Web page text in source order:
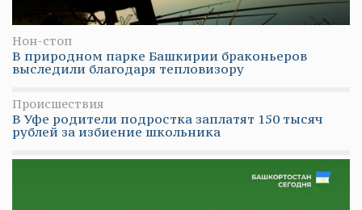
Нон-стоп
В природном парке Башкирии браконьеров
выследили благодаря тепловизору
Происшествия
В Уфе родители подростка заплатят 150 тысяч
рублей за избиение школьника